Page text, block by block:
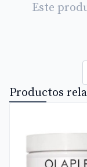
Este
Productos